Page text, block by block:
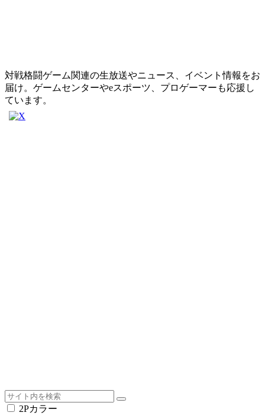
対戦格闘ゲーム関連の生放送やニュース、イベント情報をお
届け。ゲームセンターやeスポーツ、プロゲーマーも応援し
ています。
2Pカラー